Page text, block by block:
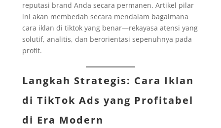
reputasi brand Anda secara permanen. Artikel pilar
ini akan membedah secara mendalam bagaimana
cara iklan di tiktok yang benar—rekayasa atensi yang
solutif, analitis, dan berorientasi sepenuhnya pada
profit.
Langkah Strategis: Cara Iklan
di TikTok Ads yang Profitabel
di Era Modern